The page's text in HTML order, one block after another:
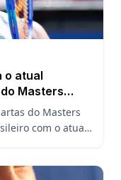
o atual
Masters
do Masters
com o atual